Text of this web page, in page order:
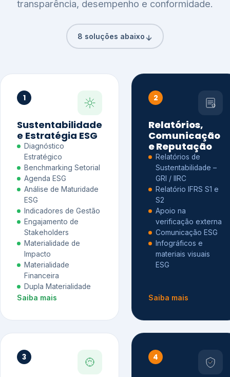
transparência, desempenho e conformidade.
8 soluções abaixo
1
Sustentabilidade
e Estratégia ESG
Diagnóstico
Estratégico
Benchmarking Setorial
Agenda ESG
Análise de Maturidade
ESG
Indicadores de Gestão
Engajamento de
Stakeholders
Materialidade de
Impacto
Materialidade
Financeira
Dupla Materialidade
Saiba mais
2
Relatórios,
Comunicação
e Reputação
Relatórios de
Sustentabilidade –
GRI / IIRC
Relatório IFRS S1 e
S2
Apoio na
verificação externa
Comunicação ESG
Infográficos e
materiais visuais
ESG
Saiba mais
3 4